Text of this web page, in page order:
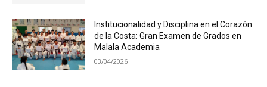
Institucionalidad y Disciplina en el Corazón
de la Costa: Gran Examen de Grados en
Malala Academia
03/04/2026